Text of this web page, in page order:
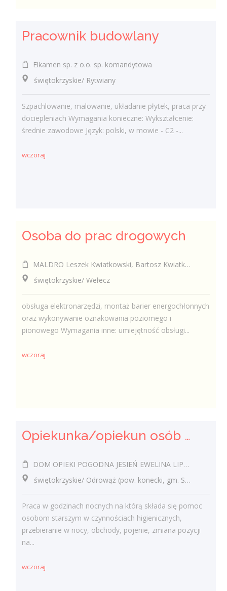
Pracownik budowlany
Elkamen sp. z o.o. sp. komandytowa
świętokrzyskie/ Rytwiany
Szpachlowanie, malowanie, układanie płytek, praca przy
dociepleniach Wymagania konieczne: Wykształcenie:
średnie zawodowe Język: polski, w mowie - C2 -...
wczoraj
Osoba do prac drogowych
MALDRO Leszek Kwiatkowski, Bartosz Kwiatkowski, Szymon Kwiatkowski spółka cywilna
świętokrzyskie/ Wełecz
obsługa elektronarzędzi, montaż barier energochłonnych
oraz wykonywanie oznakowania poziomego i
pionowego Wymagania inne: umiejętność obsługi...
wczoraj
Opiekunka/opiekun osób starszych
DOM OPIEKI POGODNA JESIEŃ EWELINA LIPIEC
świętokrzyskie/ Odrowąż (pow. konecki, gm. Stąporków), Odrowąż
Praca w godzinach nocnych na którą składa się pomoc
osobom starszym w czynnościach higienicznych,
przebieranie w nocy, obchody, pojenie, zmiana pozycji
na...
wczoraj